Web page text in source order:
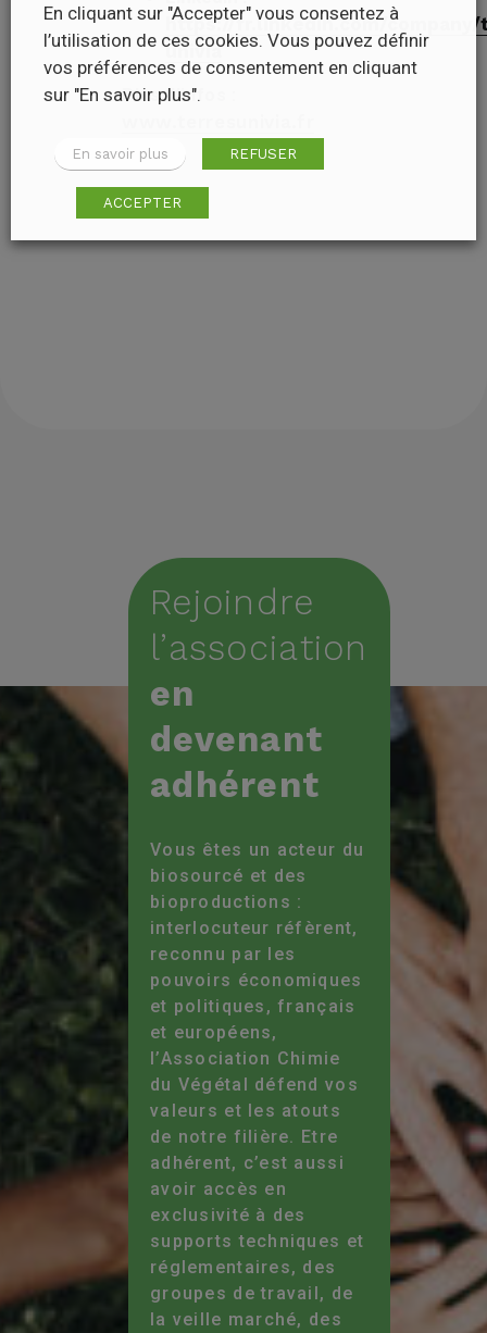
https://fr.linkedin.com/
univia
Plus d’infos :
Rejoindre
l’association
en
devenant
adhérent
Vous êtes un acteur du
biosourcé et des
bioproductions :
interlocuteur réfèrent,
reconnu par les
pouvoirs économiques
et politiques, français
et européens,
l’Association Chimie
du Végétal défend vos
valeurs et les atouts
de notre filière. Etre
adhérent, c’est aussi
avoir accès en
exclusivité à des
supports techniques et
réglementaires, des
groupes de travail, de
la veille marché, des
En cliquant sur "Accepter" vous consentez à
l’utilisation de ces cookies. Vous pouvez définir
vos préférences de consentement en cliquant
sur "En savoir plus".
En savoir plus REFUSER
ACCEPTER